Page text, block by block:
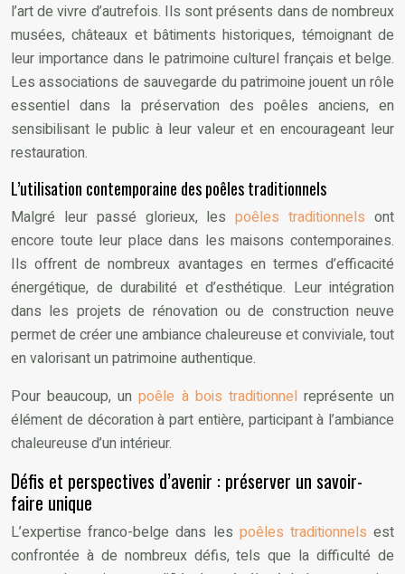
l’art de vivre d’autrefois. Ils sont présents dans de nombreux
musées, châteaux et bâtiments historiques, témoignant de
leur importance dans le patrimoine culturel français et belge.
Les associations de sauvegarde du patrimoine jouent un rôle
essentiel dans la préservation des poêles anciens, en
sensibilisant le public à leur valeur et en encourageant leur
restauration.
L’utilisation contemporaine des poêles traditionnels
Malgré leur passé glorieux, lespoêles traditionnelsont
encore toute leur place dans les maisons contemporaines.
Ils offrent de nombreux avantages en termes d’efficacité
énergétique, de durabilité et d’esthétique. Leur intégration
dans les projets de rénovation ou de construction neuve
permet de créer une ambiance chaleureuse et conviviale, tout
en valorisant un patrimoine authentique.
Pour beaucoup, unpoêle à bois traditionnel représente un
élément de décoration à part entière, participant à l’ambiance
chaleureuse d’un intérieur.
Défis et perspectives d’avenir : préserver un savoir-
faire unique
L’expertise franco-belge dans les poêles traditionnelsest
confrontée à de nombreux défis, tels que la difficulté de